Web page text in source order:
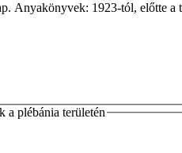
Anyakönyvek: 1923-tól, előtte a
a plébánia területén